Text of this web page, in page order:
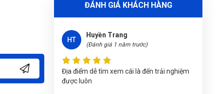
MÁY ÉP THỦY LỰC KHÍ NÉN 20 TẤN
ER-20SP
Võ Thị Thanh Tươi(Tỉnh Quảng Ngãi)
mua sản phẩmMÁY ÉP THỦY LỰC KHÍ NÉN
20 TẤN ER-20SP
Nguyễn Thanh (Tỉnh Quảng Bình)đã mua sản
phẩm
ĐÁNH GIÁ KHÁCH HÀNG
HT
Huyền Trang
(Đánh giá 1 năm trước)
Địa điểm dễ tìm xem cái là đến trải nghiệm
được luôn